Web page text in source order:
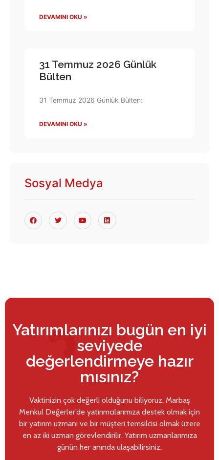
DEVAMINI OKU »
31 Temmuz 2026 Günlük
Bülten
31 Temmuz 2026 Günlük Bülten:
DEVAMINI OKU »
Sosyal Medya
Yatırımlarınızı bugün en iyi
seviyede
değerlendirmeye hazır
mısınız?
Vaktinizin çok değerli olduğunu biliyoruz. Marbaş
Menkul Değerler’de yatırımcılarımıza destek olmak için
bir yatırım uzmanı ve bir müşteri temsilcisi olmak üzere
en az iki uzman görevlendirilir. Yatırım uzmanlarımıza
günün her anında ulaşabilirsiniz.